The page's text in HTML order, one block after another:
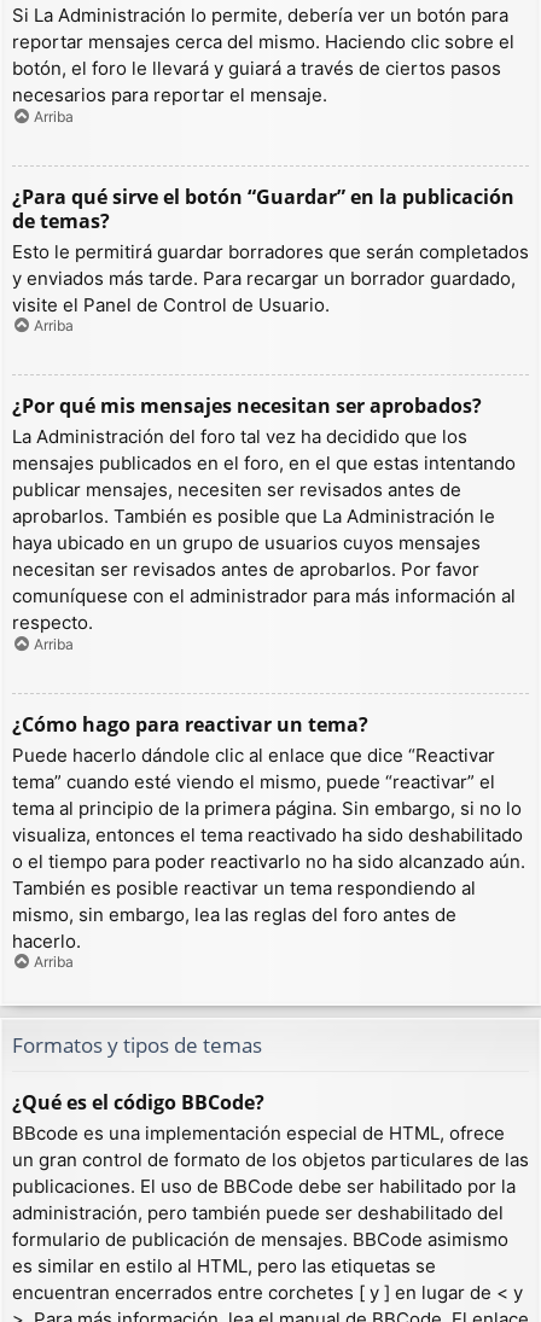
Si La Administración lo permite, debería ver un botón para
reportar mensajes cerca del mismo. Haciendo clic sobre el
botón, el foro le llevará y guiará a través de ciertos pasos
necesarios para reportar el mensaje.
Arriba
¿Para qué sirve el botón “Guardar” en la publicación
de temas?
Esto le permitirá guardar borradores que serán completados
y enviados más tarde. Para recargar un borrador guardado,
visite el Panel de Control de Usuario.
Arriba
¿Por qué mis mensajes necesitan ser aprobados?
La Administración del foro tal vez ha decidido que los
mensajes publicados en el foro, en el que estas intentando
publicar mensajes, necesiten ser revisados antes de
aprobarlos. También es posible que La Administración le
haya ubicado en un grupo de usuarios cuyos mensajes
necesitan ser revisados antes de aprobarlos. Por favor
comuníquese con el administrador para más información al
respecto.
Arriba
¿Cómo hago para reactivar un tema?
Puede hacerlo dándole clic al enlace que dice “Reactivar
tema” cuando esté viendo el mismo, puede “reactivar” el
tema al principio de la primera página. Sin embargo, si no lo
visualiza, entonces el tema reactivado ha sido deshabilitado
o el tiempo para poder reactivarlo no ha sido alcanzado aún.
También es posible reactivar un tema respondiendo al
mismo, sin embargo, lea las reglas del foro antes de
hacerlo.
Arriba
Formatos y tipos de temas
¿Qué es el código BBCode?
BBcode es una implementación especial de HTML, ofrece
un gran control de formato de los objetos particulares de las
publicaciones. El uso de BBCode debe ser habilitado por la
administración, pero también puede ser deshabilitado del
formulario de publicación de mensajes. BBCode asimismo
es similar en estilo al HTML, pero las etiquetas se
encuentran encerrados entre corchetes [ y ] en lugar de < y